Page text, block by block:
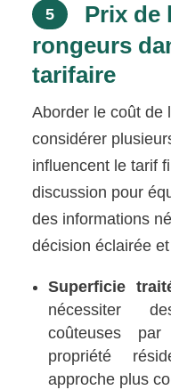
5
Prix de
rongeurs
tarifaire
Aborder le coût de
considérer
influencent le tarif
discussion pour
des informations
décision éclairée
Superficie
nécessiter
coûteuses
propriété
approche plus